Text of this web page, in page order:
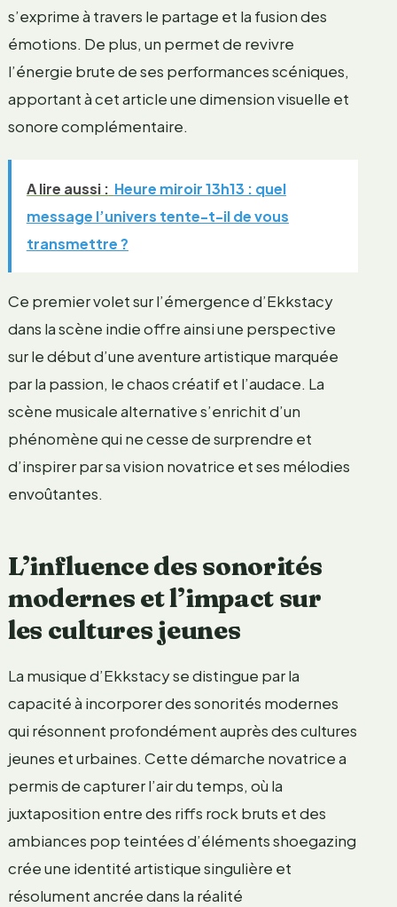
s’exprime à travers le partage et la fusion des
émotions. De plus, un permet de revivre
l’énergie brute de ses performances scéniques,
apportant à cet article une dimension visuelle et
sonore complémentaire.
A lire aussi : Heure miroir 13h13 : quel
message l’univers tente-t-il de vous
transmettre ?
Ce premier volet sur l’émergence d’Ekkstacy
dans la scène indie offre ainsi une perspective
sur le début d’une aventure artistique marquée
par la passion, le chaos créatif et l’audace. La
scène musicale alternative s’enrichit d’un
phénomène qui ne cesse de surprendre et
d’inspirer par sa vision novatrice et ses mélodies
envoûtantes.
L’influence des sonorités
modernes et l’impact sur
les cultures jeunes
La musique d’Ekkstacy se distingue par la
capacité à incorporer des sonorités modernes
qui résonnent profondément auprès des cultures
jeunes et urbaines. Cette démarche novatrice a
permis de capturer l’air du temps, où la
juxtaposition entre des riffs rock bruts et des
ambiances pop teintées d’éléments shoegazing
crée une identité artistique singulière et
résolument ancrée dans la réalité